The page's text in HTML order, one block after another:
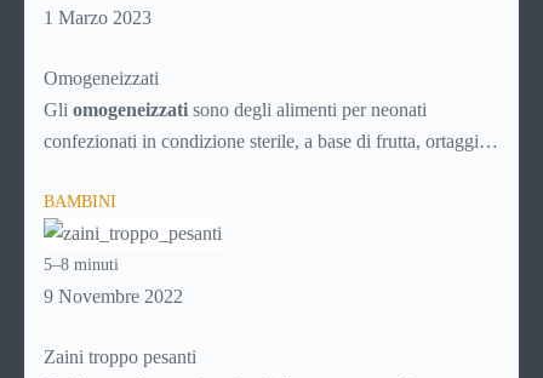
1 Marzo 2023
Omogeneizzati
Gli omogeneizzati sono degli alimenti per neonati
confezionati in condizione sterile, a base di frutta, ortaggi o
sottoponendo le sostanze scelte ad una sofisticata procedura
di omogeneizzazione che li renda digeribili dal delicato
stomaco dei bambini molto piccoli, non oltre i dieci mesi di
età. Dato che si intuisce come sia importante per le mamme
su questo delicato prodotto.
BAMBINI
5–8 minuti
9 Novembre 2022
Zaini troppo pesanti